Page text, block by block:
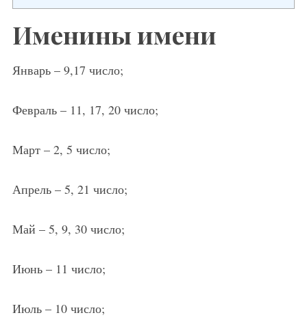
Именины имени
Январь – 9,17 число;
Февраль – 11, 17, 20 число;
Март – 2, 5 число;
Апрель – 5, 21 число;
Май – 5, 9, 30 число;
Июнь – 11 число;
Июль – 10 число;